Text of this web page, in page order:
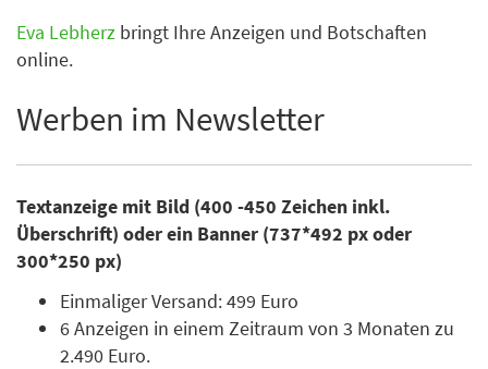
Eva Lebherz bringt Ihre Anzeigen und Botschaften
online.
Werben im Newsletter
Textanzeige mit Bild (400 -450 Zeichen inkl.
Überschrift) oder ein Banner (737*492 px oder
300*250 px)
Einmaliger Versand: 499 Euro
6 Anzeigen in einem Zeitraum von 3 Monaten zu
2.490 Euro.